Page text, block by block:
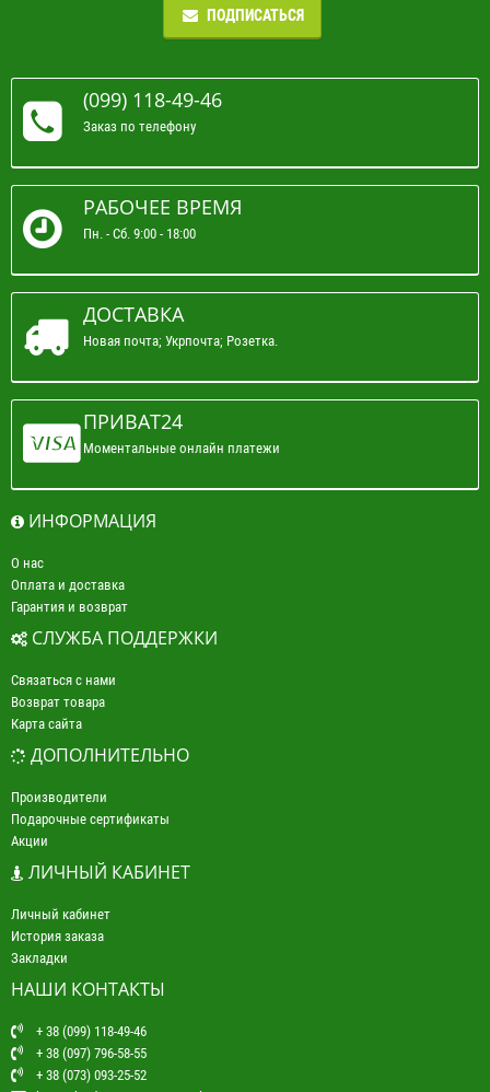
ПОДПИСАТЬСЯ
(099) 118-49-46
Заказ по телефону
РАБОЧЕЕ ВРЕМЯ
Пн. - Сб. 9:00 - 18:00
ДОСТАВКА
Новая почта; Укрпочта; Розетка.
ПРИВАТ24
Моментальные онлайн платежи
ИНФОРМАЦИЯ
О нас
Оплата и доставка
Гарантия и возврат
СЛУЖБА ПОДДЕРЖКИ
Связаться с нами
Возврат товара
Карта сайта
ДОПОЛНИТЕЛЬНО
Производители
Подарочные сертификаты
Акции
ЛИЧНЫЙ КАБИНЕТ
Личный кабинет
История заказа
Закладки
НАШИ КОНТАКТЫ
+ 38 (099) 118-49-46
+ 38 (097) 796-58-55
+ 38 (073) 093-25-52